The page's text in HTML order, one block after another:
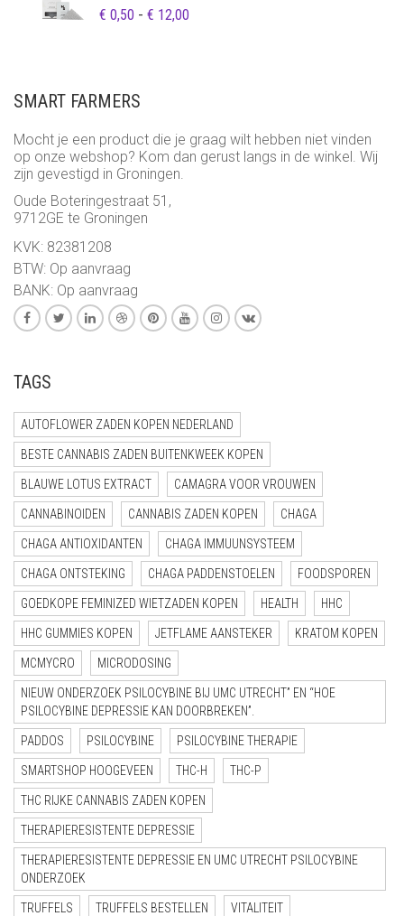
€ 0,50 - € 12,00
SMART FARMERS
Mocht je een product die je graag wilt hebben niet vinden
op onze webshop? Kom dan gerust langs in de winkel. Wij
zijn gevestigd in Groningen.
Oude Boteringestraat 51,
9712GE te Groningen
KVK: 82381208
BTW: Op aanvraag
BANK: Op aanvraag
TAGS
AUTOFLOWER ZADEN KOPEN NEDERLAND
BESTE CANNABIS ZADEN BUITENKWEEK KOPEN
BLAUWE LOTUS EXTRACT CAMAGRA VOOR VROUWEN
CANNABINOIDEN CANNABIS ZADEN KOPEN CHAGA
CHAGA ANTIOXIDANTEN CHAGA IMMUUNSYSTEEM
CHAGA ONTSTEKING CHAGA PADDENSTOELEN FOODSPOREN
GOEDKOPE FEMINIZED WIETZADEN KOPEN HEALTH HHC
HHC GUMMIES KOPEN JETFLAME AANSTEKER KRATOM KOPEN
MCMYCRO MICRODOSING
NIEUW ONDERZOEK PSILOCYBINE BIJ UMC UTRECHT” EN “HOE
PSILOCYBINE DEPRESSIE KAN DOORBREKEN”.
PADDOS PSILOCYBINE PSILOCYBINE THERAPIE
SMARTSHOP HOOGEVEEN THC-H THC-P
THC RIJKE CANNABIS ZADEN KOPEN
THERAPIERESISTENTE DEPRESSIE
THERAPIERESISTENTE DEPRESSIE EN UMC UTRECHT PSILOCYBINE
ONDERZOEK
TRUFFELS TRUFFELS BESTELLEN VITALITEIT